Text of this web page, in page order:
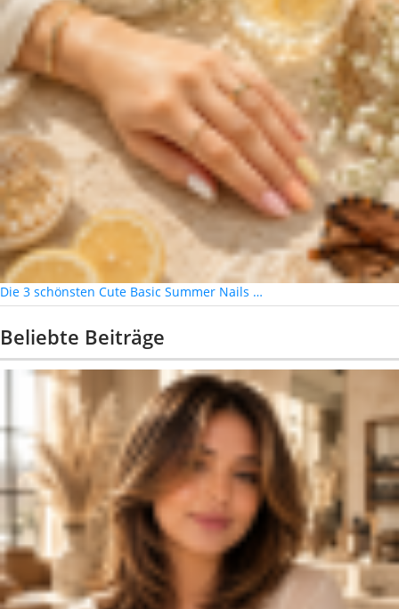
Die 3 schönsten Cute Basic Summer Nails …
Beliebte Beiträge